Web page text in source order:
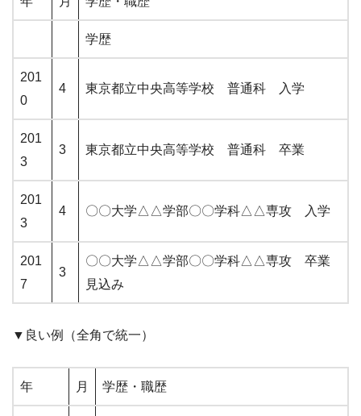
学歴
201
0
4 東京都立中央高等学校 普通科 入学
201
3
3 東京都立中央高等学校 普通科 卒業
201
3
4 〇〇大学△△学部〇〇学科△△専攻 入学
201
7
3
〇〇大学△△学部〇〇学科△△専攻 卒業
見込み
▼良い例（全角で統一）
年 月 学歴・職歴